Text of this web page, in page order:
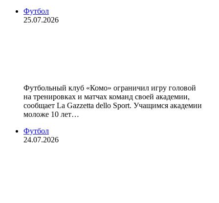
Футбол
25.07.2026
Футбольный клуб «Комо» ограничил игру головой
на тренировках и матчах команд своей академии,
сообщает La Gazzetta dello Sport. Учащимся академии
моложе 10 лет…
Футбол
24.07.2026